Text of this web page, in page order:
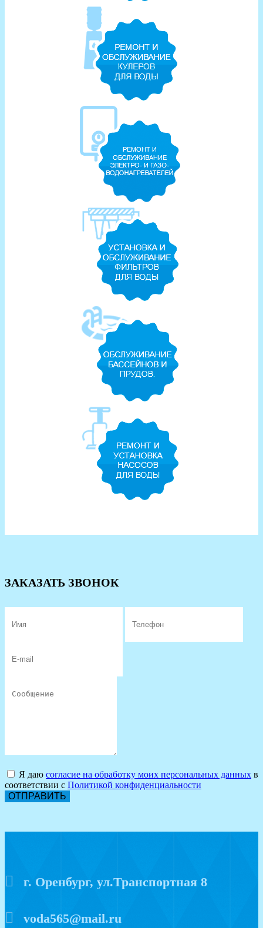
ЗАКАЗАТЬ ЗВОНОК
Я даю согласие на обработку моих персональных данных в
соответствии с Политикой конфиденциальности
ОТПРАВИТЬ
г. Оренбург, ул.Транспортная 8
voda565@mail.ru